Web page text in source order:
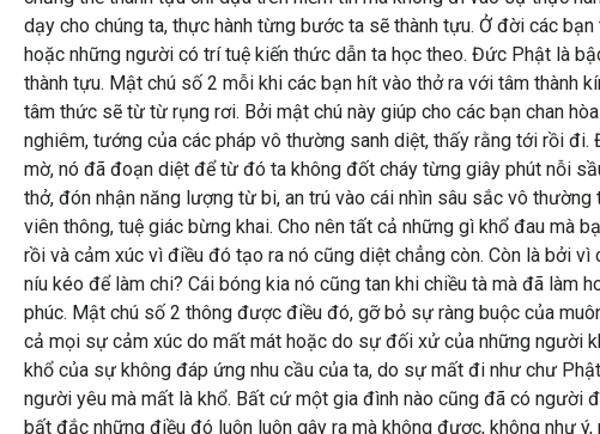
dạy cho chúng ta, thực hành từng bước ta sẽ thành tựu. Ở đời các
hoặc những người có trí tuệ kiến thức dẫn ta học theo. Đức Phật là
thành tựu. Mật chú số 2 mỗi khi các bạn hít vào thở ra với tâm thành
tâm thức sẽ từ từ rụng rơi. Bởi mật chú này giúp cho các bạn chan
nghiêm, tướng của các pháp vô thường sanh diệt, thấy rằng tới rồi
mờ, nó đã đoạn diệt để từ đó ta không đốt cháy từng giây phút nỗi
thở, đón nhận năng lượng từ bi, an trú vào cái nhìn sâu sắc vô
viên thông, tuệ giác bừng khai. Cho nên tất cả những gì khổ đau mà
rồi và cảm xúc vì điều đó tạo ra nó cũng diệt chẳng còn. Còn là bởi
níu kéo để làm chi? Cái bóng kia nó cũng tan khi chiều tà mà đã
phúc. Mật chú số 2 thông được điều đó, gỡ bỏ sự ràng buộc của
cả mọi sự cảm xúc do mất mát hoặc do sự đối xử của những người
khổ của sự không đáp ứng nhu cầu của ta, do sự mất đi như chư
người yêu mà mất là khổ. Bất cứ một gia đình nào cũng đã có người
bất đắc những điều đó luôn luôn gây ra mà không được, không như